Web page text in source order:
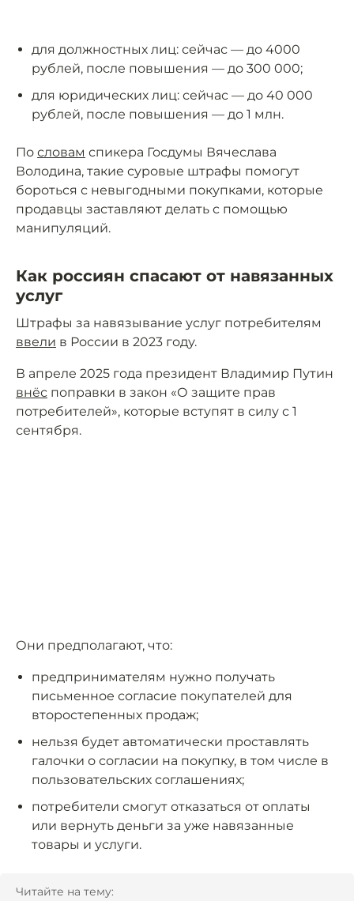
для должностных лиц: сейчас — до 4000
рублей, после повышения — до 300 000;
для юридических лиц: сейчас — до 40 000
рублей, после повышения — до 1 млн.
По словам спикера Госдумы Вячеслава
Володина, такие суровые штрафы помогут
бороться с невыгодными покупками, которые
продавцы заставляют делать с помощью
манипуляций.
Как россиян спасают от навязанных
услуг
Штрафы за навязывание услуг потребителям
ввели в России в 2023 году.
В апреле 2025 года президент Владимир Путин
внёс поправки в закон «О защите прав
потребителей», которые вступят в силу с 1
сентября.
Они предполагают, что:
предпринимателям нужно получать
письменное согласие покупателей для
второстепенных продаж;
нельзя будет автоматически проставлять
галочки о согласии на покупку, в том числе в
пользовательских соглашениях;
потребители смогут отказаться от оплаты
или вернуть деньги за уже навязанные
товары и услуги.
Читайте на тему: